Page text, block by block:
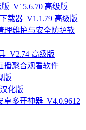
_V15.6.70 高级版
载器_V1.1.79 高级版
理维护与安全防护软
_V2.74 高级版
播聚合观看软件
版
化版
卓多开神器_V4.0.9612